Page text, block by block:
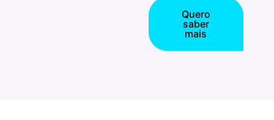
Quero
saber
mais